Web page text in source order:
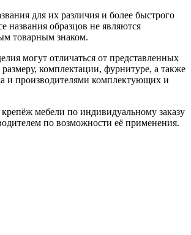
для их различия и более быстрого
названия образцов не являются
товарным знаком.
могут отличаться от представленных
размеру, комплектации, фурнитуре, а также
и производителями комплектующих и
мебели по индивидуальному заказу
по возможности её применения.